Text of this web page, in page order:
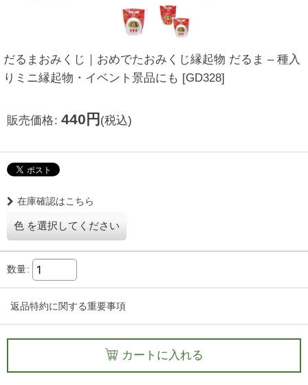
だるまおみくじ｜おめでたおみくじ縁起物 だるま – 種入
りミニ縁起物・イベント景品にも [GD328]
販売価格: 440 円 (税込)
在庫確認はこちら
色 を選択してください
数量:
返品特約に関する重要事項
カートに入れる